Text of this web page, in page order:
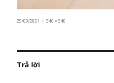
Đăng
25/03/2021
Kích
540 × 540
Trả lời